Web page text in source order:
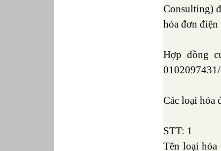
Consulting)
hóa đơn điện
Hợp đồng
Các loại hóa
STT: 1
Tên loại